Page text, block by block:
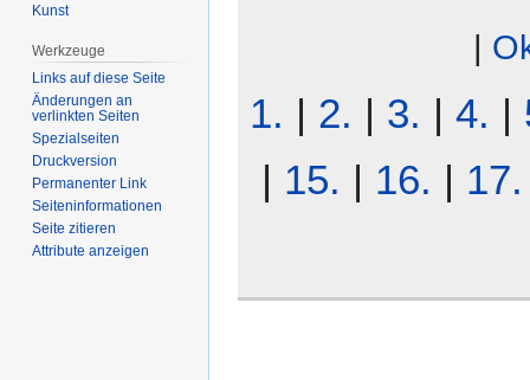
|
1. | 2. | 3. | 4. |
| 15. | 16. | 17.
Kunst
Werkzeuge
Links auf diese Seite
Änderungen an
verlinkten Seiten
Spezialseiten
Druckversion
Permanenter Link
Seiten­­informationen
Seite zitieren
Attribute anzeigen